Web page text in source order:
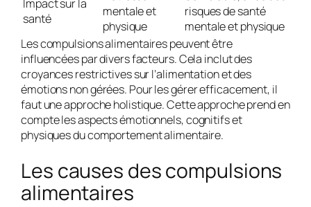
Impact sur la
santé
mentale et
physique
risques de santé
mentale et physique
Les compulsions alimentaires peuvent être
influencées par divers facteurs. Cela inclut des
croyances restrictives sur l’alimentation et des
émotions non gérées. Pour les gérer efficacement, il
faut une approche holistique. Cette approche prend en
compte les aspects émotionnels, cognitifs et
physiques du comportement alimentaire.
Les causes des compulsions
alimentaires